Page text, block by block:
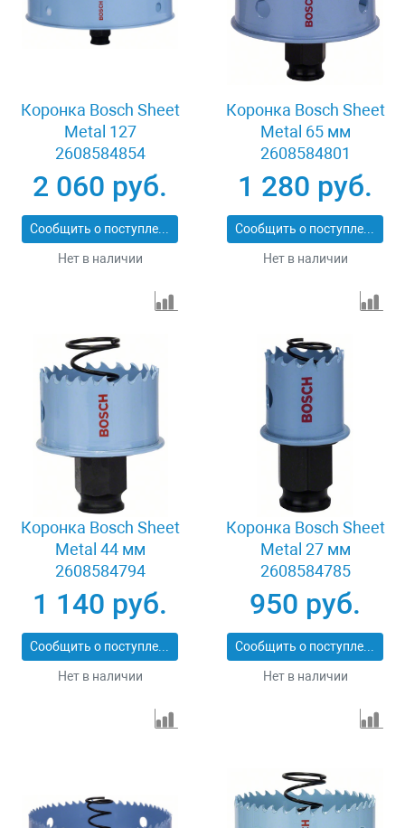
Коронка Bosch Sheet
Metal 127
2608584854
2 060 руб.
Сообщить о поступлении
Нет в наличии
Коронка Bosch Sheet
Metal 65 мм
2608584801
1 280 руб.
Сообщить о поступлении
Нет в наличии
Коронка Bosch Sheet
Metal 44 мм
2608584794
1 140 руб.
Сообщить о поступлении
Нет в наличии
Коронка Bosch Sheet
Metal 27 мм
2608584785
950 руб.
Сообщить о поступлении
Нет в наличии